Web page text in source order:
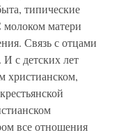
типические
матери
Связь с отцами
с детских лет
христианском,
все отношения